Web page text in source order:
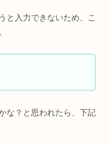
と入力できないため、こ
な？と思われたら、下記